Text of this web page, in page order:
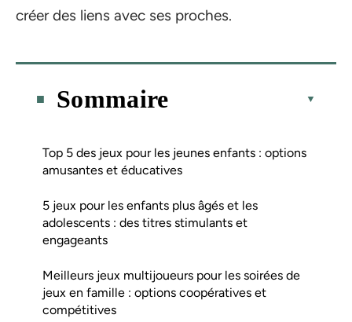
créer des liens avec ses proches.
Sommaire
Top 5 des jeux pour les jeunes enfants : options
amusantes et éducatives
5 jeux pour les enfants plus âgés et les
adolescents : des titres stimulants et
engageants
Meilleurs jeux multijoueurs pour les soirées de
jeux en famille : options coopératives et
compétitives